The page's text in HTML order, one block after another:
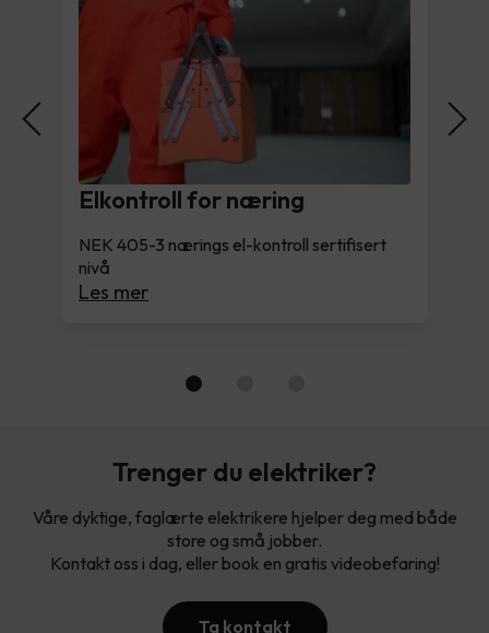
Elkontroll for næring
NEK 405-3 nærings el-kontroll sertifisert
nivå
Les mer
Trenger du elektriker?
Våre dyktige, faglærte elektrikere hjelper deg med både
store og små jobber.
Kontakt oss i dag, eller book en gratis videobefaring!
Ta kontakt